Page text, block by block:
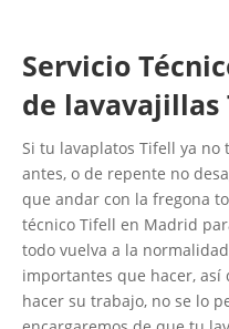
Servicio
de
Si tu lavaplatos Tifell ya
antes, o de repente no
que andar con la fregona
técnico Tifell en Madrid
todo vuelva a la
importantes que hacer,
hacer su trabajo, no se lo